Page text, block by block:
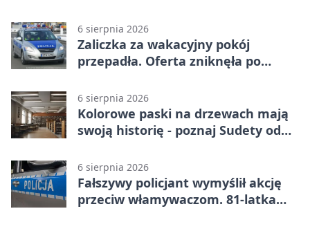
6 sierpnia 2026
Zaliczka za wakacyjny pokój
przepadła. Oferta zniknęła po
6 sierpnia 2026
Kolorowe paski na drzewach mają
swoją historię - poznaj Sudety od
6 sierpnia 2026
Fałszywy policjant wymyślił akcję
przeciw włamywaczom. 81-latka